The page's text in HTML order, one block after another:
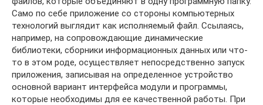
Само по себе приложение со стороны компьютерных
технологий выглядит как исполняемый файл. Ссылаясь,
например, на сопровождающие динамические
библиотеки, сборники информационных данных или что-
то в этом роде, осуществляет непосредственно запуск
приложения, записывая на определенное устройство
основной вариант интерфейса модули и программы,
которые необходимы для ее качественной работы. При